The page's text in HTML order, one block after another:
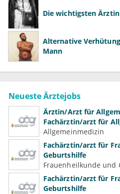
Die wichtigsten
Alternative
Mann
Neueste Ärztejobs
Ärztin/Arzt für
Fachärztin/arzt für
Familienmedizin für
Allgemeinmedizin
Fachärztin/arzt für
Geburtshilfe
Frauenheilkunde und
Fachärztin/arzt für
Geburtshilfe